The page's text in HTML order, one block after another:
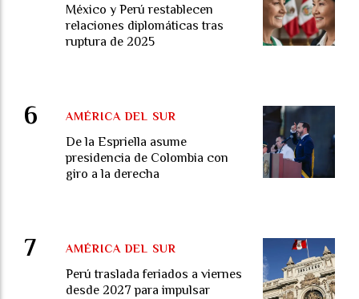
México y Perú restablecen
relaciones diplomáticas tras
ruptura de 2025
De la Espriella asume
presidencia de Colombia con
giro a la derecha
AMÉRICA DEL SUR
Perú traslada feriados a viernes
desde 2027 para impulsar
AMÉRICA DEL SUR